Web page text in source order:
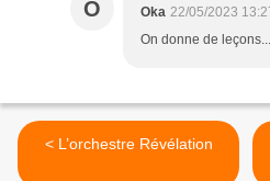
O Oka 22/05/2023
On donne de
< L’orchestre Révélation